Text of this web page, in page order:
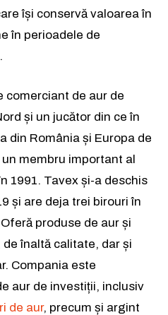
își conservă valoarea în
în perioadele de
comerciant de aur de
și un jucător din ce în
din România și Europa de
membru important al
1991. Tavex și-a deschis
și are deja trei birouri în
produse de aur și
înaltă calitate, dar și
Compania este
aur de investiții, inclusiv
de aur, precum și argint